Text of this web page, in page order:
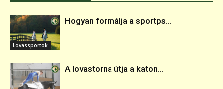
Lovassportok
Hogyan formálja a sportps...
A lovastorna útja a katon...